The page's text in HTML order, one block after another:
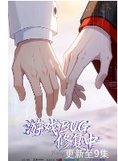
101
105
109
113
117
61
65
69
73
77
更新至9集